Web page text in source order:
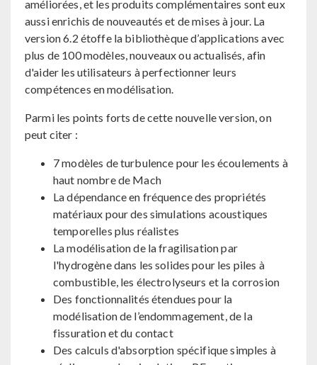
améliorées, et les produits complémentaires sont eux
aussi enrichis de nouveautés et de mises à jour. La
version 6.2 étoffe la bibliothèque d’applications avec
plus de 100 modèles, nouveaux ou actualisés, afin
d'aider les utilisateurs à perfectionner leurs
compétences en modélisation.
Parmi les points forts de cette nouvelle version, on
peut citer :
7 modèles de turbulence pour les écoulements à
haut nombre de Mach
La dépendance en fréquence des propriétés
matériaux pour des simulations acoustiques
temporelles plus réalistes
La modélisation de la fragilisation par
l'hydrogène dans les solides pour les piles à
combustible, les électrolyseurs et la corrosion
Des fonctionnalités étendues pour la
modélisation de l’endommagement, de la
fissuration et du contact
Des calculs d'absorption spécifique simples à